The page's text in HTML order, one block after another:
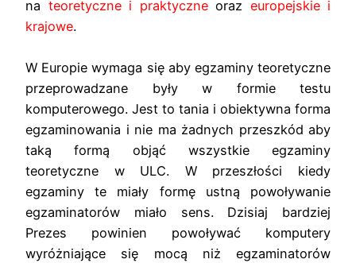
na teoretyczne i praktyczneoraz europejskie i
krajowe.
W Europie wymaga się aby egzaminy teoretyczne
przeprowadzane były w formie testu
komputerowego. Jest to tania i obiektywna forma
egzaminowania i nie ma żadnych przeszkód aby
taką formą objąć wszystkie egzaminy
teoretyczne w ULC. W przeszłości kiedy
egzaminy te miały formę ustną powoływanie
egzaminatorów miało sens. Dzisiaj bardziej
Prezes powinien powoływać komputery
wyróżniające się mocą niż egzaminatorów